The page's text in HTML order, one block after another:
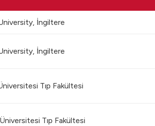
İngiltere
İngiltere
Tıp Fakültesi
Tıp Fakültesi